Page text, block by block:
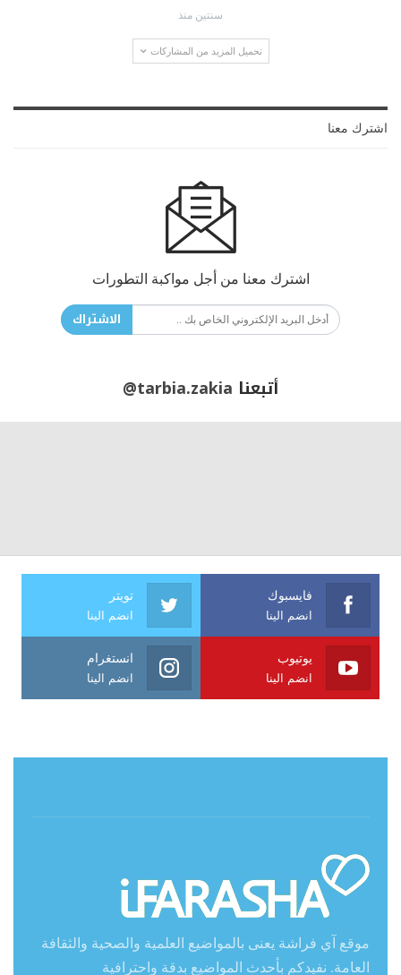
سنتين منذ
تحميل المزيد من المشاركات
اشترك معنا
اشترك معنا من أجل مواكبة التطورات
الاشتراك
أتبعنا @tarbia.zakia
فايسبوك
انضم الينا
تويتر
انضم الينا
يوتيوب
انضم الينا
انستغرام
انضم الينا
موقع آي فراشة يعنى بالمواضيع العلمية والصحية والثقافة
العامة. نفيدكم بأحدث المواضيع بدقة واحترافية